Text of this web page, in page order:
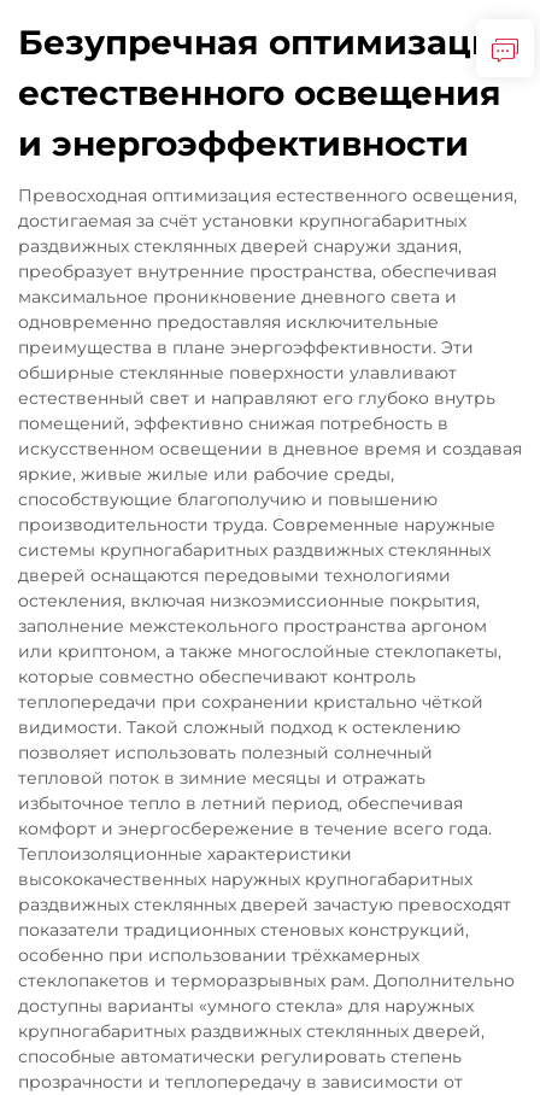
Безупречная оптимизация
естественного освещения
и энергоэффективности
Превосходная оптимизация естественного освещения,
достигаемая за счёт установки крупногабаритных
раздвижных стеклянных дверей снаружи здания,
преобразует внутренние пространства, обеспечивая
максимальное проникновение дневного света и
одновременно предоставляя исключительные
преимущества в плане энергоэффективности. Эти
обширные стеклянные поверхности улавливают
естественный свет и направляют его глубоко внутрь
помещений, эффективно снижая потребность в
искусственном освещении в дневное время и создавая
яркие, живые жилые или рабочие среды,
способствующие благополучию и повышению
производительности труда. Современные наружные
системы крупногабаритных раздвижных стеклянных
дверей оснащаются передовыми технологиями
остекления, включая низкоэмиссионные покрытия,
заполнение межстекольного пространства аргоном
или криптоном, а также многослойные стеклопакеты,
которые совместно обеспечивают контроль
теплопередачи при сохранении кристально чёткой
видимости. Такой сложный подход к остеклению
позволяет использовать полезный солнечный
тепловой поток в зимние месяцы и отражать
избыточное тепло в летний период, обеспечивая
комфорт и энергосбережение в течение всего года.
Теплоизоляционные характеристики
высококачественных наружных крупногабаритных
раздвижных стеклянных дверей зачастую превосходят
показатели традиционных стеновых конструкций,
особенно при использовании трёхкамерных
стеклопакетов и терморазрывных рам. Дополнительно
доступны варианты «умного стекла» для наружных
крупногабаритных раздвижных стеклянных дверей,
способные автоматически регулировать степень
прозрачности и теплопередачу в зависимости от